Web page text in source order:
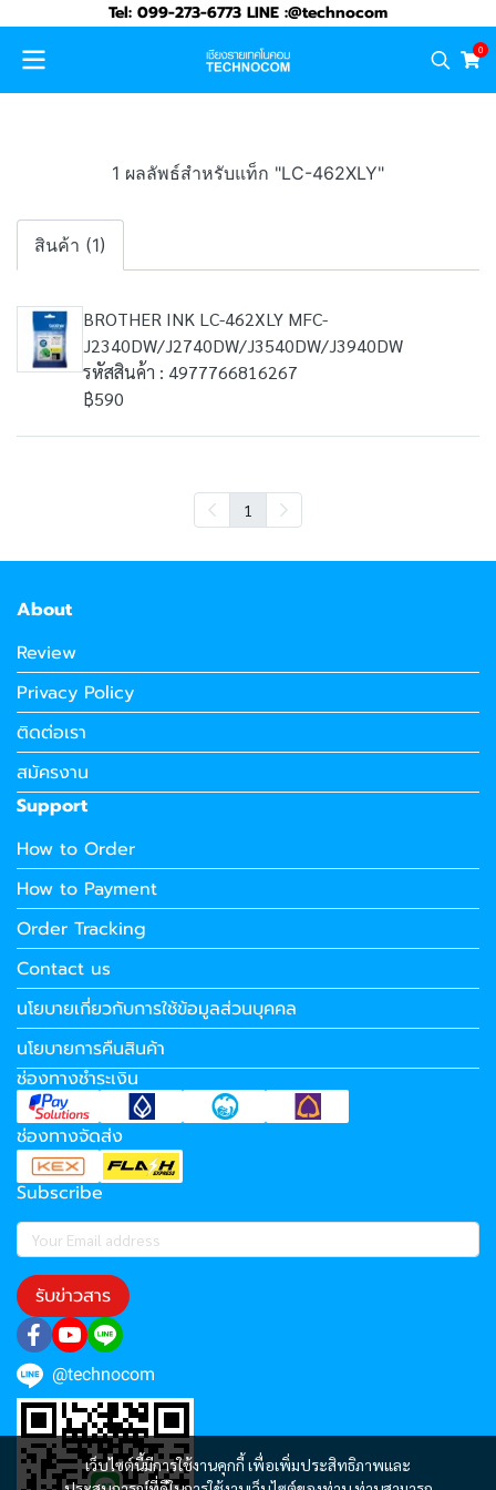
Tel: 099-273-6773 LINE :@technocom
0
1 ผลลัพธ์สำหรับแท็ก "LC-462XLY"
สินค้า (1)
BROTHER INK LC-462XLY MFC-
J2340DW/J2740DW/J3540DW/J3940DW
รหัสสินค้า : 4977766816267
฿590
1
เว็บไซต์นี้มีการใช้งานคุกกี้ เพื่อเพิ่มประสิทธิภาพและ
About
Review
Privacy Policy
ติดต่อเรา
สมัครงาน
Support
How to Order
How to Payment
Order Tracking
Contact us
นโยบายเกี่ยวกับการใช้ข้อมูลส่วนบุคคล
นโยบายการคืนสินค้า
ช่องทางชำระเงิน
ช่องทางจัดส่ง
Subscribe
รับข่าวสาร
@technocom